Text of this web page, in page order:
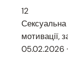
12
Сексуальна
мотивації,
05.02.2026